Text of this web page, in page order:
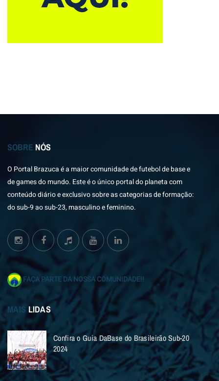
SOBRE NÓS
O Portal Brazuca é a maior comunidade de futebol de base e
de games do mundo. Este é o único portal do planeta com
conteúdo diário e exclusivo sobre as categorias de formação:
do sub-9 ao sub-23, masculino e feminino.
FAÇA PARTE DA NOSSA COMUNIDADE!!
MAIS LIDAS
Confira o Guia DaBase do Brasileirão Sub-20
2024